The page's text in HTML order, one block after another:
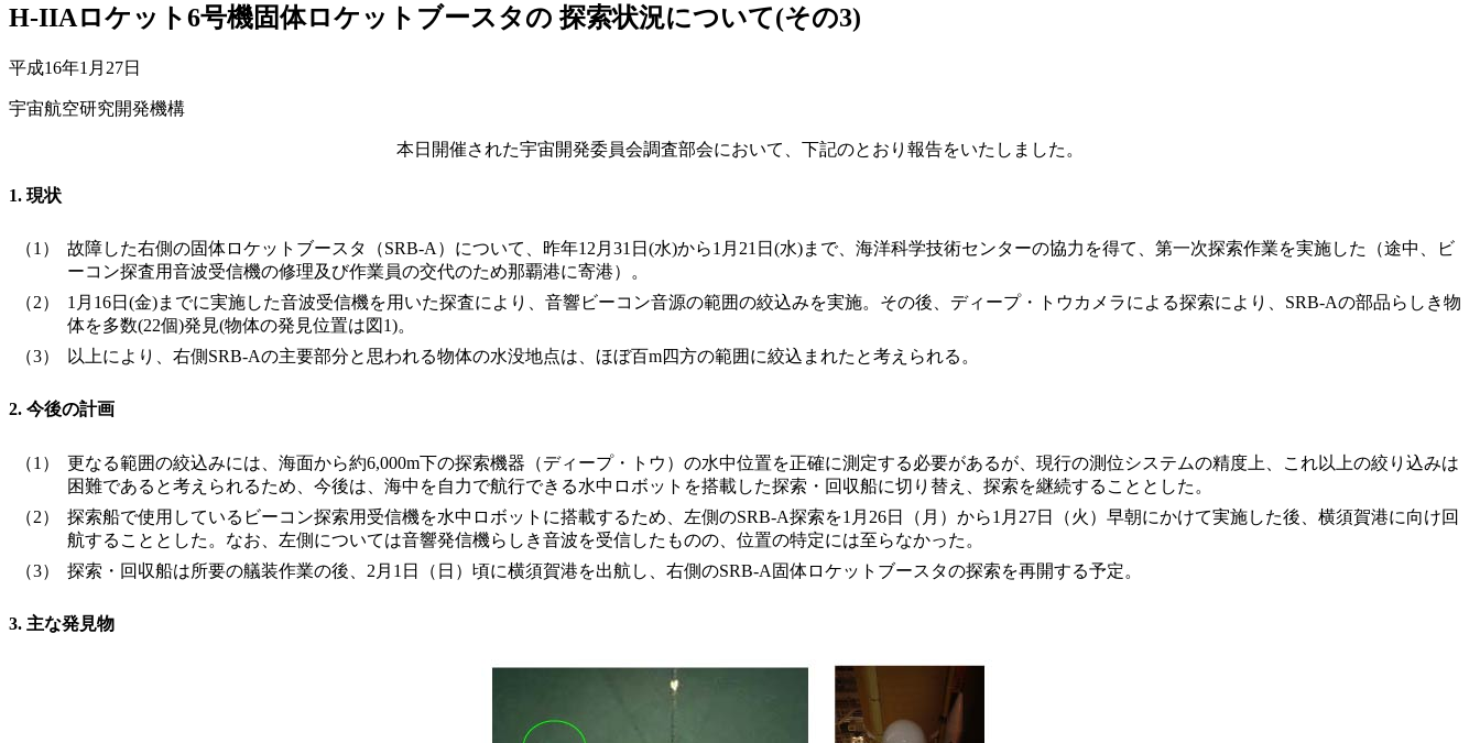
H-IIAロケット6号機固体ロケットブースタの 探索状況について(その3)
平成16年1月27日
宇宙航空研究開発機構
本日開催された宇宙開発委員会調査部会において、下記のとおり報告をいたしました。
1. 現状
（1）
故障した右側の固体ロケットブースタ（SRB-A）について、昨年12月31日(水)から1月21日(水)まで、海洋科学技術センターの協力を得て、第一次探索作業を実施した（途中、ビ
ーコン探査用音波受信機の修理及び作業員の交代のため那覇港に寄港）。
（2）
1月16日(金)までに実施した音波受信機を用いた探査により、音響ビーコン音源の範囲の絞込みを実施。その後、ディープ・トウカメラによる探索により、SRB-Aの部品らしき物
体を多数(22個)発見(物体の発見位置は図1)。
（3）
以上により、右側SRB-Aの主要部分と思われる物体の水没地点は、ほぼ百m四方の範囲に絞込まれたと考えられる。
2. 今後の計画
（1）
更なる範囲の絞込みには、海面から約6,000m下の探索機器（ディープ・トウ）の水中位置を正確に測定する必要があるが、現行の測位システムの精度上、これ以上の絞り込みは
困難であると考えられるため、今後は、海中を自力で航行できる水中ロボットを搭載した探索・回収船に切り替え、探索を継続することとした。
（2）
探索船で使用しているビーコン探索用受信機を水中ロボットに搭載するため、左側のSRB-A探索を1月26日（月）から1月27日（火）早朝にかけて実施した後、横須賀港に向け回
航することとした。なお、左側については音響発信機らしき音波を受信したものの、位置の特定には至らなかった。
（3）
探索・回収船は所要の艤装作業の後、2月1日（日）頃に横須賀港を出航し、右側のSRB-A固体ロケットブースタの探索を再開する予定。
3. 主な発見物